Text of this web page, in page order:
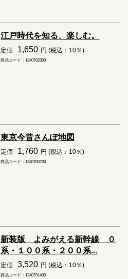
江戸時代を知る、楽しむ。
定価 1,650 円 (税込：10％)
商品コード：1340702300
東京今昔さんぽ地図
定価 1,760 円 (税込：10％)
商品コード：1340700700
新装版 よみがえる新幹線 ０
系・１００系・２００系...
定価 3,520 円 (税込：10％)
商品コード：1340701400